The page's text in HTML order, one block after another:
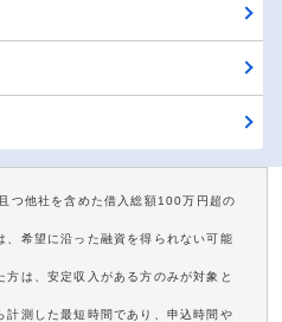
つ他社を含めた借入総額100万円超の
、希望に沿った融資を得られない可能
は、安定収入がある方のみが対象と
測した最短時間であり、申込時間や